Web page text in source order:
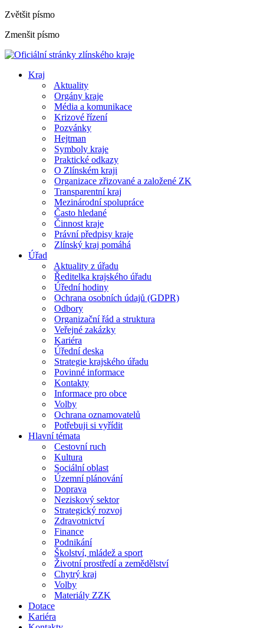
Zvětšit písmo
Zmenšit písmo
Kraj
Aktuality
Orgány kraje
Média a komunikace
Krizové řízení
Pozvánky
Hejtman
Symboly kraje
Praktické odkazy
O Zlínském kraji
Organizace zřizované a založené ZK
Transparentní kraj
Mezinárodní spolupráce
Často hledané
Činnost kraje
Právní předpisy kraje
Zlínský kraj pomáhá
Úřad
Aktuality z úřadu
Ředitelka krajského úřadu
Úřední hodiny
Ochrana osobních údajů (GDPR)
Odbory
Organizační řád a struktura
Veřejné zakázky
Kariéra
Úřední deska
Strategie krajského úřadu
Povinné informace
Kontakty
Informace pro obce
Volby
Ochrana oznamovatelů
Potřebuji si vyřídit
Hlavní témata
Cestovní ruch
Kultura
Sociální oblast
Územní plánování
Doprava
Neziskový sektor
Strategický rozvoj
Zdravotnictví
Finance
Podnikání
Školství, mládež a sport
Životní prostředí a zemědělství
Chytrý kraj
Volby
Materiály ZZK
Dotace
Kariéra